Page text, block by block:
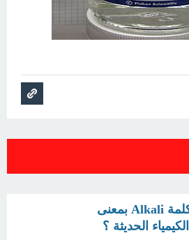
ما هو أصل كلمة Alkali بمعنى
الحديثة ؟